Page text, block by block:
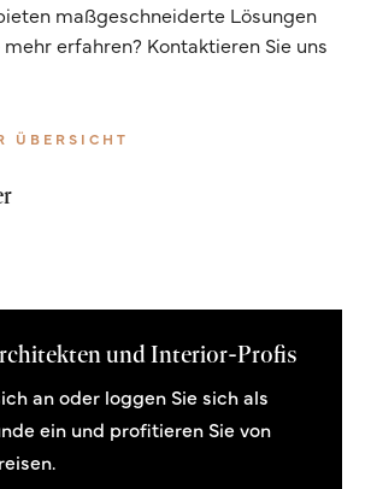
maßgeschneiderte Lösungen
erfahren? Kontaktieren Sie uns
ÜBERSICHT
und Interior-Profis
an oder loggen Sie sich als
ein und profitieren Sie von